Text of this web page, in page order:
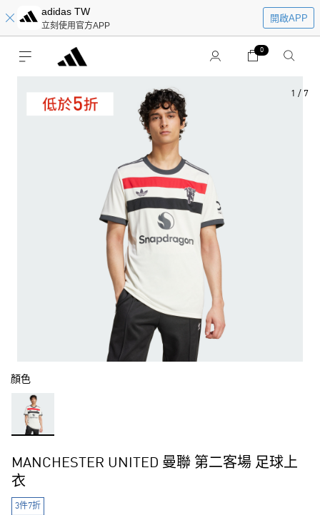
adidas TW
立刻使用官方APP
開啟APP
0
1 / 7
顏色
MANCHESTER UNITED 曼聯 第二客場 足球上
衣
3件7折